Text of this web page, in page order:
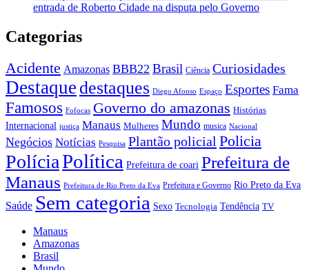
entrada de Roberto Cidade na disputa pelo Governo
Categorias
Acidente Amazonas BBB22 Brasil Ciência Curiosidades
Destaque destaques Diego Afonso Espaço Esportes Fama
Famosos Fofocas Governo do amazonas Histórias
Internacional justiça Manaus Mulheres Mundo musica Nacional
Negócios Notícias Pesquisa Plantão policial Policia
PolíciaPolítica Prefeitura de coari Prefeitura de
Manaus Prefeitura de Rio Preto da Eva Prefeitura e Governo Rio Preto da Eva
Saúde Sem categoria Sexo Tecnologia Tendência TV
Manaus
Amazonas
Brasil